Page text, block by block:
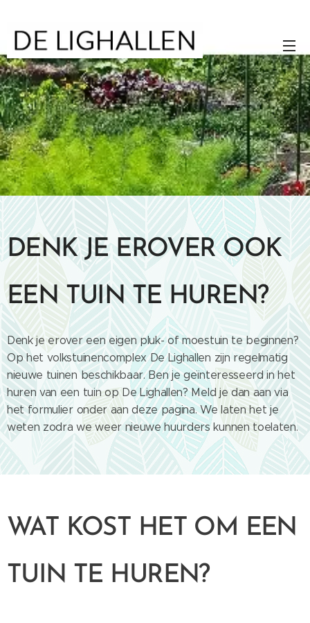
DENK JE EROVER OOK
EEN TUIN TE HUREN?
Denk je erover een eigen pluk- of moestuin te beginnen?
Op het volkstuinencomplex De Lighallen zijn regelmatig
nieuwe tuinen beschikbaar.Ben je geïnteresseerd in het
huren van een tuin op De Lighallen? Meld je dan aan via
het formulier onder aan deze pagina. We laten het je
weten zodra we weer nieuwe huurders kunnen toelaten.
WAT KOST HET OM EEN
TUIN TE HUREN?